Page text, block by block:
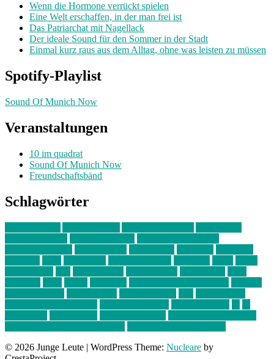
Wenn die Hormone verrückt spielen
Eine Welt erschaffen, in der man frei ist
Das Patriarchat mit Nagellack
Der ideale Sound für den Sommer in der Stadt
Einmal kurz raus aus dem Alltag, ohne was leisten zu müssen
Spotify-Playlist
Sound Of Munich Now
Veranstaltungen
10 im quadrat
Sound Of Munich Now
Freundschaftsbänd
Schlagwörter
© 2026 Junge Leute | WordPress Theme: Nucleare by